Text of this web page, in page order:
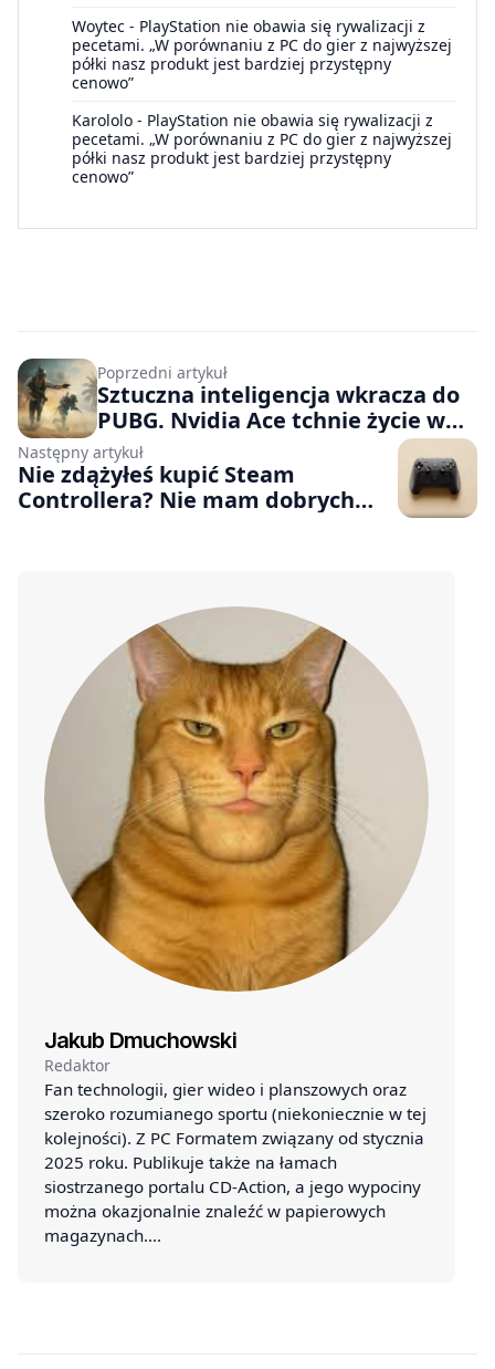
Woytec - PlayStation nie obawia się rywalizacji z
pecetami. „W porównaniu z PC do gier z najwyższej
półki nasz produkt jest bardziej przystępny
cenowo”
Karololo - PlayStation nie obawia się rywalizacji z
pecetami. „W porównaniu z PC do gier z najwyższej
półki nasz produkt jest bardziej przystępny
cenowo”
Poprzedni artykuł
Sztuczna inteligencja wkracza do
PUBG. Nvidia Ace tchnie życie w
wirtualnego partnera w nowym
trybie gry
Następny artykuł
Nie zdążyłeś kupić Steam
Controllera? Nie mam dobrych
Jakub Dmuchowski
Redaktor
Fan technologii, gier wideo i planszowych oraz
szeroko rozumianego sportu (niekoniecznie w tej
kolejności). Z PC Formatem związany od stycznia
2025 roku. Publikuje także na łamach
siostrzanego portalu CD-Action, a jego wypociny
można okazjonalnie znaleźć w papierowych
magazynach.…